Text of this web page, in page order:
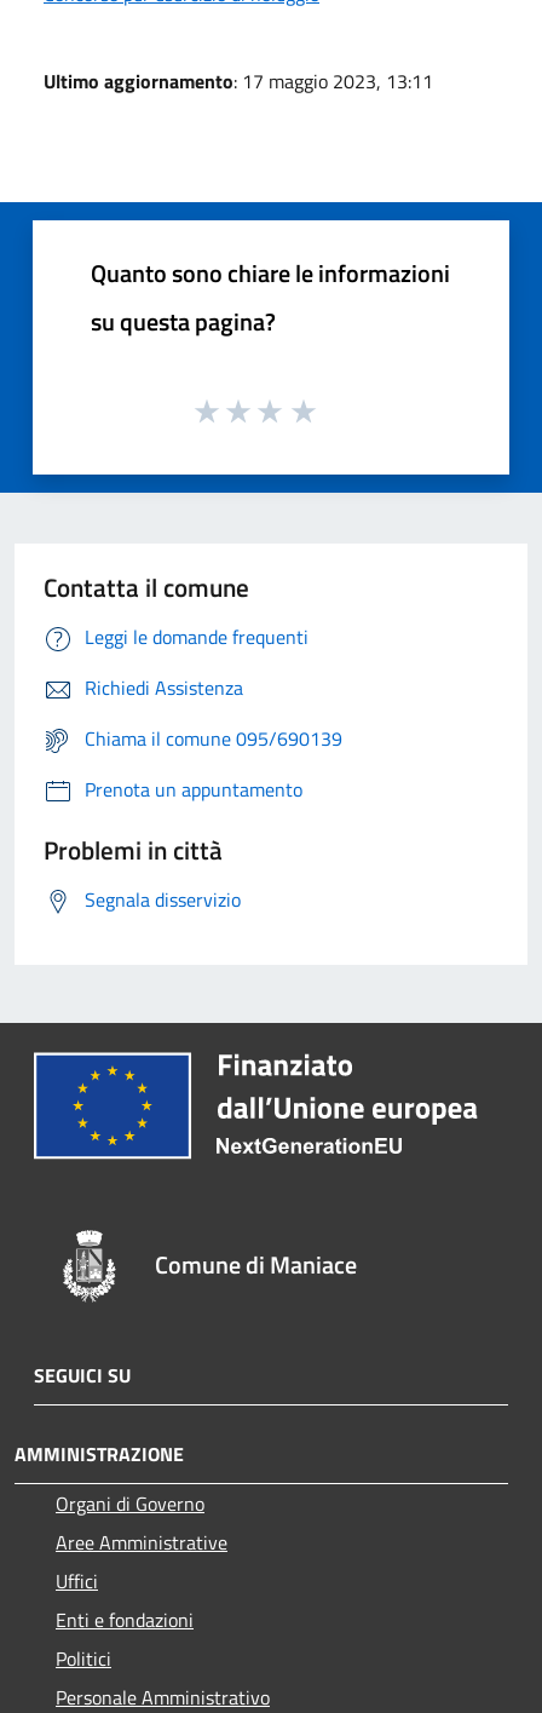
Ultimo aggiornamento: 17 maggio 2023, 13:11
Quanto sono chiare le informazioni
su questa pagina?
Contatta il comune
Leggi le domande frequenti
Richiedi Assistenza
Chiama il comune 095/690139
Prenota un appuntamento
Problemi in città
Segnala disservizio
Comune di Maniace
SEGUICI SU
AMMINISTRAZIONE
Organi di Governo
Aree Amministrative
Uffici
Enti e fondazioni
Politici
Personale Amministrativo